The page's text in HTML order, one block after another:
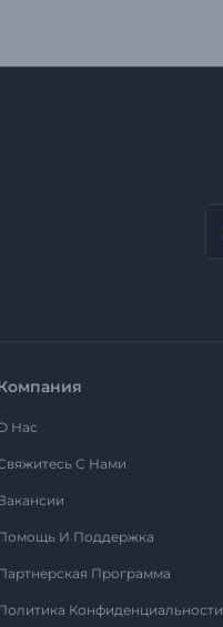
Нас
С Нами
И Поддержка
Программа
Конфиденциальности